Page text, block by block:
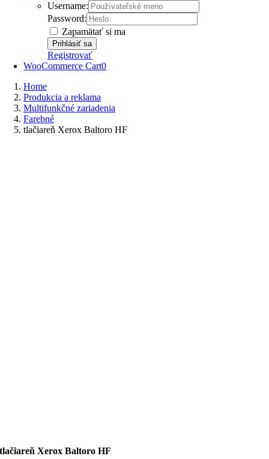
Username:
Password:
Zapamätať si ma
Registrovať
WooCommerce Cart0
Home
Produkcia a reklama
Multifunkčné zariadenia
Farebné
tlačiareň Xerox Baltoro HF
tlačiareň Xerox Baltoro HF